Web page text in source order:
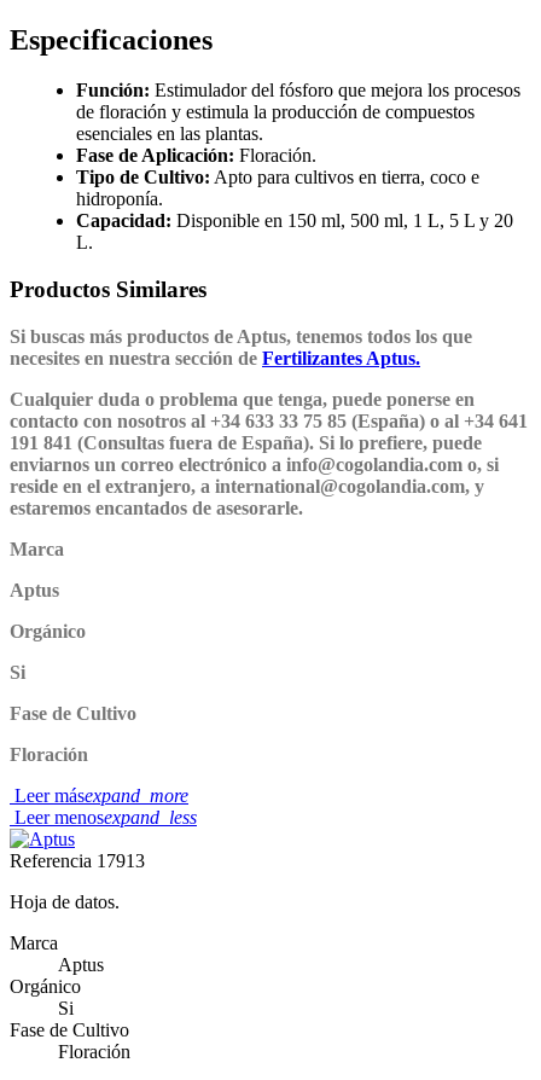
Especificaciones
Función: Estimulador del fósforo que mejora los procesos
de floración y estimula la producción de compuestos
esenciales en las plantas.
Fase de Aplicación: Floración.
Tipo de Cultivo: Apto para cultivos en tierra, coco e
hidroponía.
Capacidad: Disponible en 150 ml, 500 ml, 1 L, 5 L y 20
L.
Productos Similares
Si buscas más productos de Aptus, tenemos todos los que
necesites en nuestra sección de Fertilizantes Aptus.
Cualquier duda o problema que tenga, puede ponerse en
contacto con nosotros al +34 633 33 75 85 (España) o al +34 641
191 841 (Consultas fuera de España). Si lo prefiere, puede
enviarnos un correo electrónico a info@cogolandia.com o, si
reside en el extranjero, a international@cogolandia.com, y
estaremos encantados de asesorarle.
Marca
Aptus
Orgánico
Si
Fase de Cultivo
Floración
Leer másexpand_more
Leer menosexpand_less
Referencia 17913
Hoja de datos.
Marca
Aptus
Orgánico
Si
Fase de Cultivo
Floración